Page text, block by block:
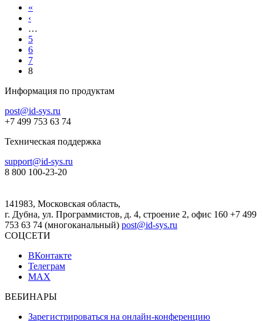
«
‹
…
5
6
7
8
Информация по продуктам
post@id-sys.ru
+7 499 753 63 74
Техническая поддержка
support@id-sys.ru
8 800 100-23-20
141983, Московская область,
г. Дубна, ул. Программистов, д. 4, строение 2, офис 160 +7 499
753 63 74 (многоканальный) post@id-sys.ru
СОЦСЕТИ
ВКонтакте
Телеграм
MAX
ВЕБИНАРЫ
Зарегистрироваться на онлайн-конференцию